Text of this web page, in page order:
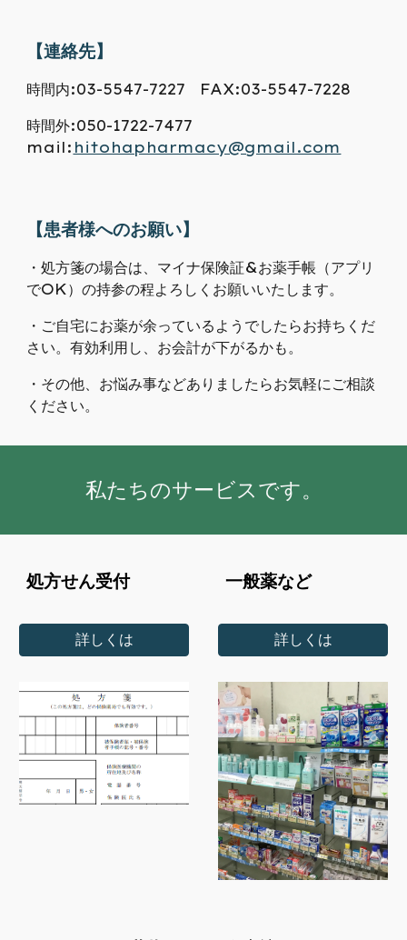
【連絡先】
時間内:03-5547-7227 FAX:03-5547-7228
時間外:050-1722-7477
mail: hitohapharmacy@gmail.com
【患者様へのお願い】
・処方箋の場合は、マイナ保険証&お薬手帳（アプリ
でOK）の持参の程よろしくお願いいたします。
・ご自宅にお薬が余っているようでしたらお持ちくだ
さい。有効利用し、お会計が下がるかも。
・その他、お悩み事などありましたらお気軽にご相談
ください。
私たちのサービスです。
処方せん受付
詳しくは
一般薬など
詳しくは